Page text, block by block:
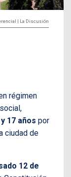
| La Discusión
régimen
17 años por
ciudad de
12 de